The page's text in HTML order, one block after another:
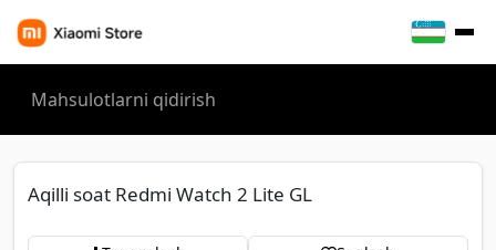
Aqilli soat Redmi Watch 2 Lite GL